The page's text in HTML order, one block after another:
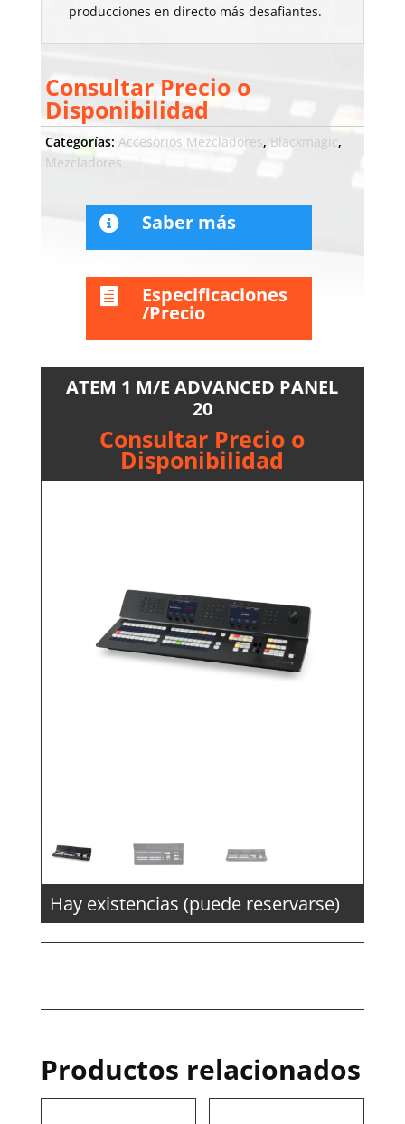
producciones en directo más desafiantes.
Consultar Precio o
Disponibilidad
Categorías: Accesorios Mezcladores, Blackmagic,
Mezcladores
 Saber más
 Especificaciones
/Precio
ATEM 1 M/E ADVANCED PANEL
20
Consultar Precio o
Disponibilidad
Hay existencias (puede reservarse)
Productos relacionados